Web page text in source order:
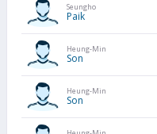
Seungho
Paik
Heung-Min
Son
Heung-Min
Son